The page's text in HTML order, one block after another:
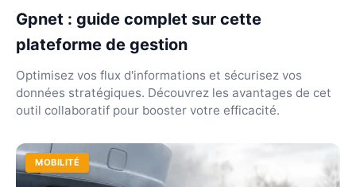
Gpnet : guide complet sur cette
plateforme de gestion
Optimisez vos flux d'informations et sécurisez vos
données stratégiques. Découvrez les avantages de cet
outil collaboratif pour booster votre efficacité.
MOBILITÉ